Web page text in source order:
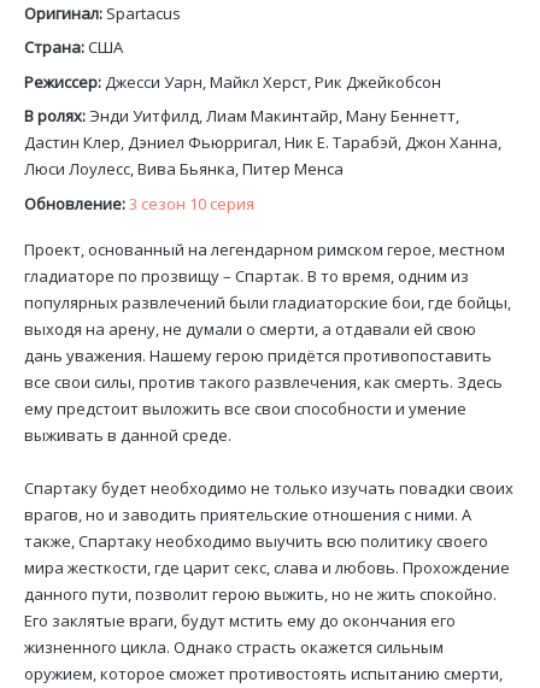
Оригинал: Spartacus
Страна:США
Режиссер: Джесси Уарн, Майкл Херст, Рик Джейкобсон
В ролях: Энди Уитфилд, Лиам Макинтайр, Ману Беннетт,
Дастин Клер, Дэниел Фьюрригал, Ник Е. Тарабэй, Джон Ханна,
Люси Лоулесс, Вива Бьянка, Питер Менса
Обновление:3 сезон 10 серия
Проект, основанный на легендарном римском герое, местном
гладиаторе по прозвищу – Спартак. В то время, одним из
популярных развлечений были гладиаторские бои, где бойцы,
выходя на арену, не думали о смерти, а отдавали ей свою
дань уважения. Нашему герою придётся противопоставить
все свои силы, против такого развлечения, как смерть. Здесь
ему предстоит выложить все свои способности и умение
выживать в данной среде.
Спартаку будет необходимо не только изучать повадки своих
врагов, но и заводить приятельские отношения с ними. А
также, Спартаку необходимо выучить всю политику своего
мира жесткости, где царит секс, слава и любовь. Прохождение
данного пути, позволит герою выжить, но не жить спокойно.
Его заклятые враги, будут мстить ему до окончания его
жизненного цикла. Однако страсть окажется сильным
оружием, которое сможет противостоять испытанию смерти,